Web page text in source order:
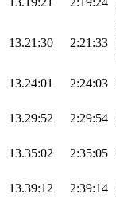
13.21:30 2:21:33
13.24:01 2:24:03
13.29:52 2:29:54
13.35:02 2:35:05
13.39:12 2:39:14